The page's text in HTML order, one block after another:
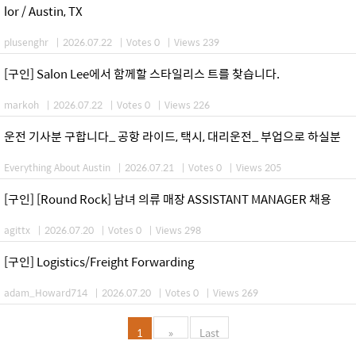
lor / Austin, TX
plusenghr | 2026.07.22 | Votes 0 | Views 239
[구인] Salon Lee에서 함께할 스타일리스 트를 찾습니다.
markoh | 2026.07.22 | Votes 0 | Views 226
운전 기사분 구합니다_ 공항 라이드, 택시, 대리운전_ 부업으로 하실분
Everything About Austin | 2026.07.21 | Votes 0 | Views 205
[구인] [Round Rock] 남녀 의류 매장 ASSISTANT MANAGER 채용
agittx | 2026.07.20 | Votes 0 | Views 298
[구인] Logistics/Freight Forwarding
adam_Howard714 | 2026.07.20 | Votes 0 | Views 269
1 » Last